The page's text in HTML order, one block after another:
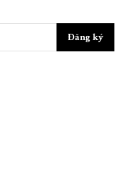
Đăng ký